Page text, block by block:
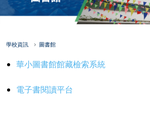
學校資訊 圖書館
華小圖書館館藏檢索系統
電子書閱讀平台